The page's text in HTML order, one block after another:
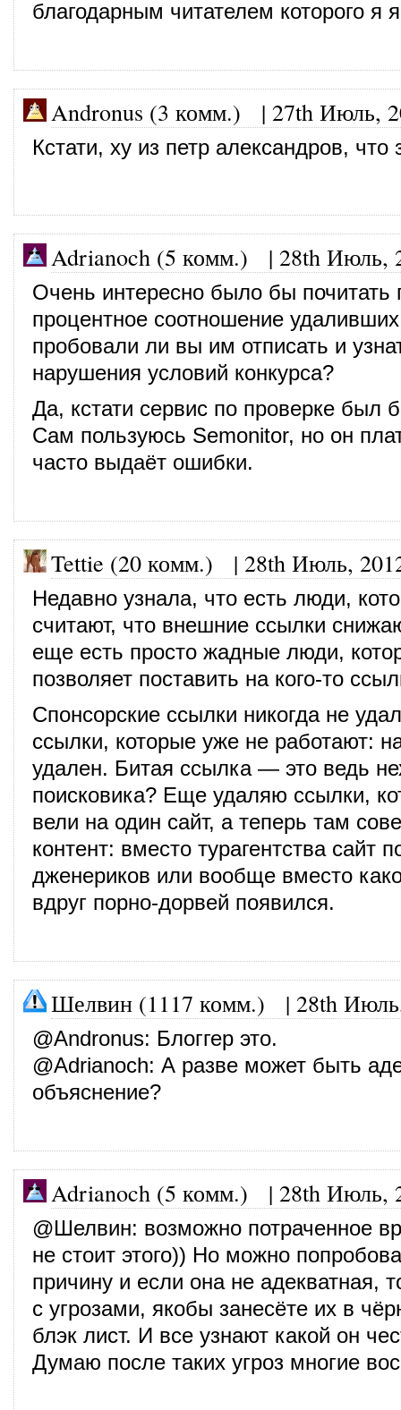
благодарным читателем которого я
Andronus (3 комм.) | 27th Июль,
Кстати, ху из петр александров, что
Adrianoch (5 комм.) | 28th Июль,
Очень интересно было бы почитать
процентное соотношение
пробовали ли вы им отписать и
нарушения условий конкурса?
Да, кстати сервис по проверке был
Сам пользуюсь Semonitor, но он
часто выдаёт ошибки.
Tettie (20 комм.) | 28th Июль,
Недавно узнала, что есть люди,
считают, что внешние ссылки
еще есть просто жадные люди,
позволяет поставить на кого-то
Спонсорские ссылки никогда не
ссылки, которые уже не работают:
удален. Битая ссылка — это ведь
поисковика? Еще удаляю ссылки,
вели на один сайт, а теперь там
контент: вместо турагентства сайт
дженериков или вообще вместо
вдруг порно-дорвей появился.
Шелвин (1117 комм.) | 28th
@Andronus: Блоггер это.
@Adrianoch: А разве может быть
объяснение?
Adrianoch (5 комм.) | 28th Июль,
@Шелвин: возможно потраченное
не стоит этого)) Но можно
причину и если она не адекватная,
с угрозами, якобы занесёте их в
блэк лист. И все узнают какой он
Думаю после таких угроз многие